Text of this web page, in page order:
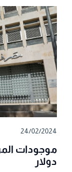
24/02/2024
دولار